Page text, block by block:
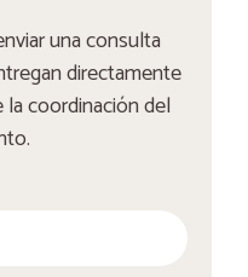
una consulta
directamente
coordinación del